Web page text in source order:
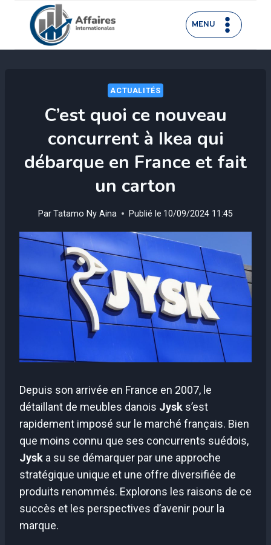
contenu
MENU
ACTUALITÉS
C’est quoi ce nouveau
concurrent à Ikea qui
débarque en France et fait
un carton
ParTatamo Ny Aina Publié le 10/09/2024 11:45
Depuis son arrivée en France en 2007, le
détaillant de meubles danois Jysk s’est
rapidement imposé sur le marché français. Bien
que moins connu que ses concurrents suédois,
Jysk a su se démarquer par une approche
stratégique unique et une offre diversifiée de
produits renommés. Explorons les raisons de ce
succès et les perspectives d’avenir pour la
marque.